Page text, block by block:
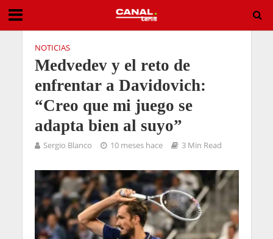
NOTICIAS
Medvedev y el reto de
enfrentar a Davidovich:
“Creo que mi juego se
adapta bien al suyo”
Sergio Blanco 10 meses hace 3 Min Read